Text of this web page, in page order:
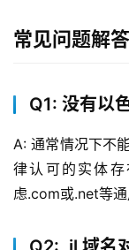
动
态
关
我
们
常见问题解答
Q1: 没有以
A: 通常情况下不
律认可的实体
虑.com或.net等通